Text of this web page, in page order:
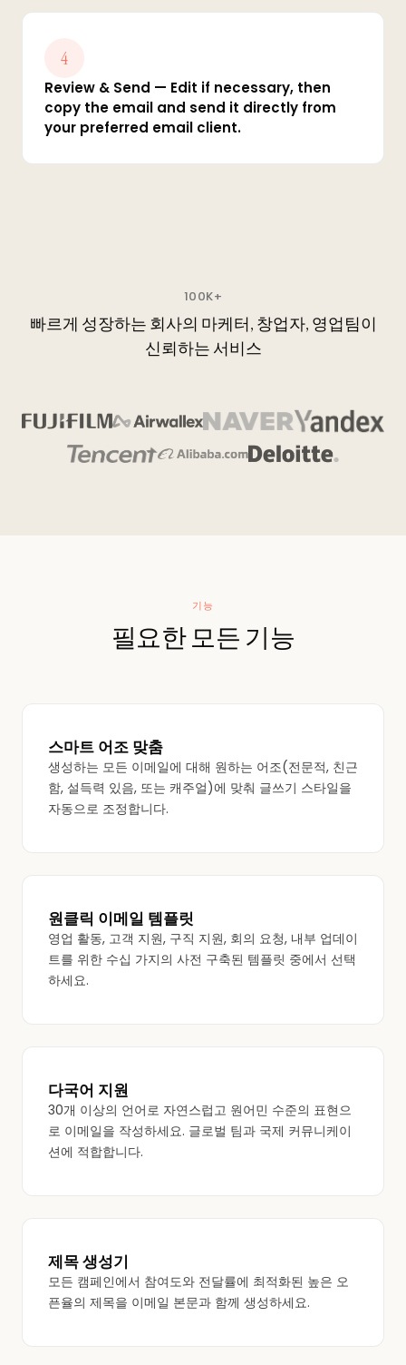
4
Review & Send — Edit if necessary, then
copy the email and send it directly from
your preferred email client.
100K+
빠르게 성장하는 회사의 마케터, 창업자, 영업팀이
신뢰하는 서비스
기능
필요한 모든 기능
스마트 어조 맞춤
생성하는 모든 이메일에 대해 원하는 어조(전문적, 친근
함, 설득력 있음, 또는 캐주얼)에 맞춰 글쓰기 스타일을
자동으로 조정합니다.
원클릭 이메일 템플릿
영업 활동, 고객 지원, 구직 지원, 회의 요청, 내부 업데이
트를 위한 수십 가지의 사전 구축된 템플릿 중에서 선택
하세요.
다국어 지원
30개 이상의 언어로 자연스럽고 원어민 수준의 표현으
로 이메일을 작성하세요. 글로벌 팀과 국제 커뮤니케이
션에 적합합니다.
제목 생성기
모든 캠페인에서 참여도와 전달률에 최적화된 높은 오
픈율의 제목을 이메일 본문과 함께 생성하세요.